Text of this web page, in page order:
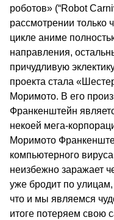
роботов» (“Robot
рассмотрении только
цикле аниме
направления,
причудливую
проекта стала
Моримото. В его
Франкенштейн
некоей мега-
Моримото
компьютерного
неизбежно заражает
уже бродит по
что и мы являемся
итоге потеряем свою